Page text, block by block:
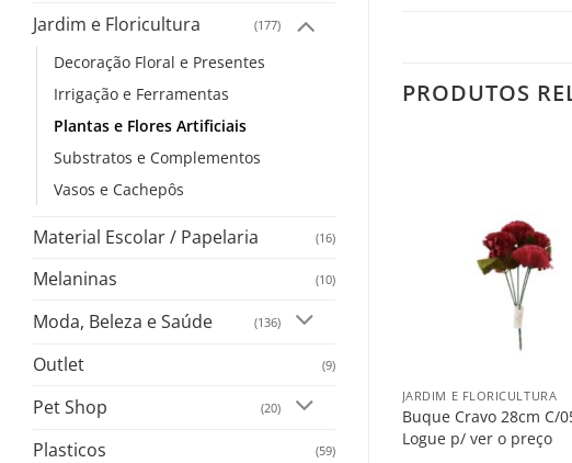
Jardim e Floricultura (177)
Decoração Floral e Presentes
Irrigação e Ferramentas
Plantas e Flores Artificiais
Substratos e Complementos
Vasos e Cachepôs
Material Escolar / Papelaria (16)
Melaninas (10)
Moda, Beleza e Saúde (136)
Outlet (9)
Pet Shop (20)
Plasticos (59)
PRODUTOS
JARDIM E FLORICULTURA
Buque Cravo 28cm C/
Logue p/ ver o preço